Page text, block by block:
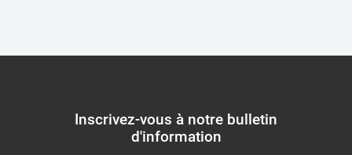
Inscrivez-vous à notre bulletin
d'information